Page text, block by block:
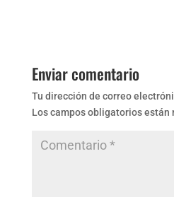
Enviar comentario
Tu dirección de correo
Los campos obligatorios están